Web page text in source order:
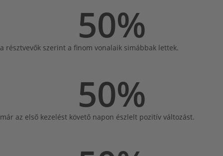
50%
a résztvevők szerint a finom vonalaik simábbak lettek.
50%
már az első kezelést követő napon észlelt pozitív változást.